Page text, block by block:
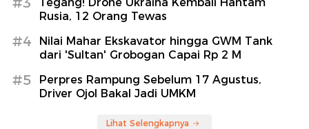
Rusia, 12 Orang Tewas
#4
Nilai Mahar Ekskavator hingga GWM Tank
dari 'Sultan' Grobogan Capai Rp 2 M
#5
Perpres Rampung Sebelum 17 Agustus,
Driver Ojol Bakal Jadi UMKM
Lihat Selengkapnya